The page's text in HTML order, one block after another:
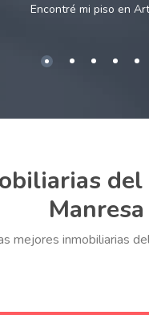
Encontré mi piso en
del
Manresa
mejores inmobiliarias